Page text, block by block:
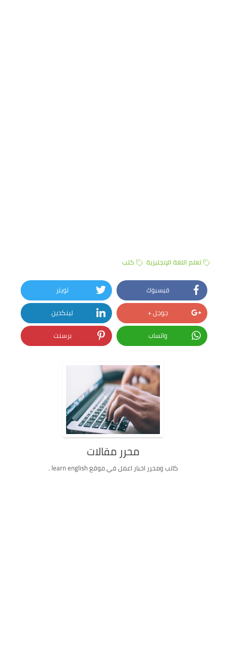
تعلم اللغة الإنجليزية كتب
فيسبوك
تويتر
جوجل +
لينكدين
واتساب
برسنت
محرر مقالات
كاتب ومحرر اخبار اعمل في موقع learn english .